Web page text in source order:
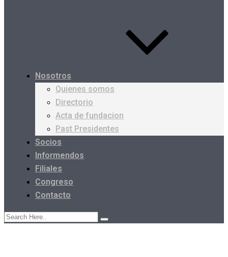
Nosotros
Quienes somos
Directorio
Acta de fundacion
Past Presidentes
Socios
Informendos
Filiales
Congreso
Contacto